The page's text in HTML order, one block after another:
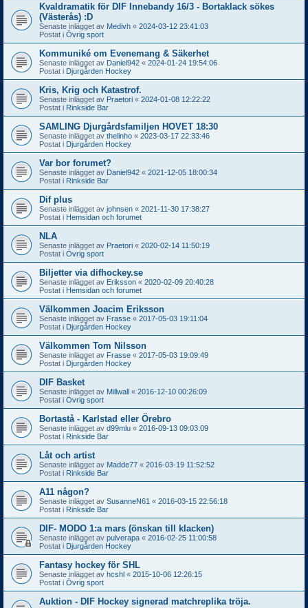
Kvaldramatik för DIF Innebandy 16/3 - Bortaklack sökes
(Västerås) :D
Senaste inlägget av Medivh « 2024-03-12 23:41:03
Postat i Övrig sport
Kommuniké om Evenemang & Säkerhet
Senaste inlägget av Daniel942 « 2024-01-24 19:54:06
Postat i Djurgården Hockey
Kris, Krig och Katastrof.
Senaste inlägget av Praetori « 2024-01-08 12:22:22
Postat i Rinkside Bar
SAMLING Djurgårdsfamiljen HOVET 18:30
Senaste inlägget av thelinho « 2023-03-17 22:33:46
Postat i Djurgården Hockey
Var bor forumet?
Senaste inlägget av Daniel942 « 2021-12-05 18:00:34
Postat i Rinkside Bar
Dif plus
Senaste inlägget av johnsen « 2021-11-30 17:38:27
Postat i Hemsidan och forumet
NLA
Senaste inlägget av Praetori « 2020-02-14 11:50:19
Postat i Övrig sport
Biljetter via difhockey.se
Senaste inlägget av Eriksson « 2020-02-09 20:40:28
Postat i Hemsidan och forumet
Välkommen Joacim Eriksson
Senaste inlägget av Frasse « 2017-05-03 19:11:04
Postat i Djurgården Hockey
Välkommen Tom Nilsson
Senaste inlägget av Frasse « 2017-05-03 19:09:49
Postat i Djurgården Hockey
DIF Basket
Senaste inlägget av Millwall « 2016-12-10 00:26:09
Postat i Övrig sport
Bortastå - Karlstad eller Örebro
Senaste inlägget av d99mlu « 2016-09-13 09:03:09
Postat i Rinkside Bar
Låt och artist
Senaste inlägget av Madde77 « 2016-03-19 11:52:52
Postat i Rinkside Bar
A11 någon?
Senaste inlägget av SusanneN61 « 2016-03-15 22:56:18
Postat i Rinkside Bar
DIF- MODO 1:a mars (önskan till klacken)
Senaste inlägget av pulverapa « 2016-02-25 11:00:58
Postat i Djurgården Hockey
Fantasy hockey för SHL
Senaste inlägget av hcshl « 2015-10-06 12:26:15
Postat i Övrig sport
Auktion - DIF Hockey signerad matchreplika tröja.